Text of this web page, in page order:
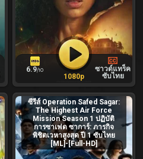
6.9/10
ซาวด์แทร็ค
ซับไทย
1080p
ซีรีส์ Operation Safed Sagar:
The Highest Air Force
Mission Season 1 ปฏิบัติ
การซาเฟด ซาการ์: ภารกิจ
พิชิตเวหาสูงสุด ปี 1 ซับไทย
[ML]-[Full-HD]